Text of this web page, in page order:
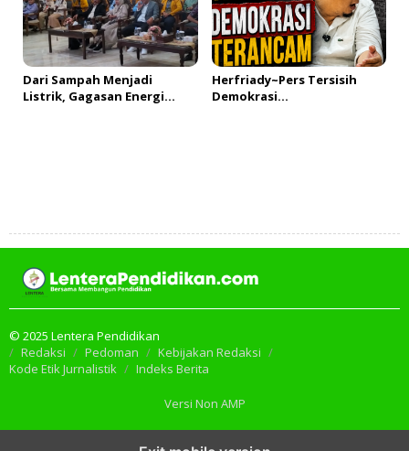
Dari Sampah Menjadi
Listrik, Gagasan Energi
Herfriady~Pers Tersisih
Demokrasi
© 2025 Lentera Pendidikan
Redaksi
Pedoman
Kebijakan Redaksi
Kode Etik Jurnalistik
Indeks Berita
Versi Non AMP